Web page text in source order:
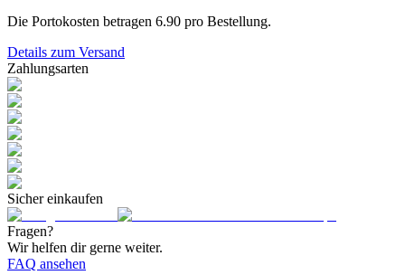
Die Portokosten betragen 6.90 pro Bestellung.
Details zum Versand
Zahlungsarten
Sicher einkaufen
Fragen?
Wir helfen dir gerne weiter.
FAQ ansehen